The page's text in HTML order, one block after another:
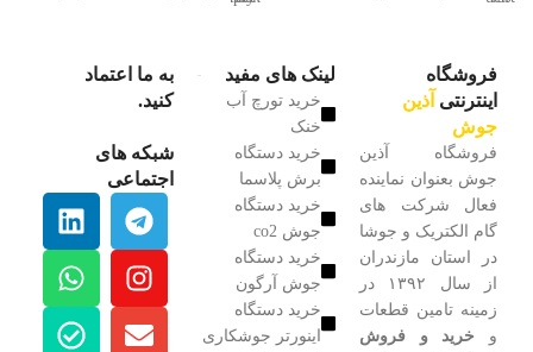
فروشگاه
اینترنتی آذین
جوش
فروشگاه آذین
جوش بعنوان نماینده
فعال شرکت های
گام الکتریک و جوشا
در استان مازندران
از سال ۱۳۹۲ در
زمینه تامین قطعات
و خرید و فروش
لینک های مفید
خرید تورچ آب
خنک
خرید دستگاه
برش پلاسما
خرید دستگاه
جوش co2
خرید دستگاه
جوش آرگون
خرید دستگاه
اینورتر جوشکاری
به ما اعتماد
کنید.
شبکه های
اجتماعی